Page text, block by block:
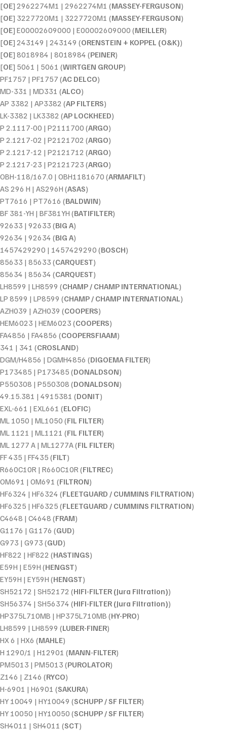
[OE] 2962274M1 | 2962274M1 (MASSEY-FERGUSON)
[OE] 3227720M1 | 3227720M1 (MASSEY-FERGUSON)
[OE] E00002609000 | E00002609000 (MEILLER)
[OE] 243149 | 243149 (ORENSTEIN + KOPPEL (O&K))
[OE] 8018984 | 8018984 (PEINER)
[OE] 5061 | 5061 (WIRTGEN GROUP)
PF1757 | PF1757 (AC DELCO)
MD-331 | MD331 (ALCO)
AP 3382 | AP3382 (AP FILTERS)
LK-3382 | LK3382 (AP LOCKHEED)
P 2.1117-00 | P2111700 (ARGO)
P 2.1217-02 | P2121702 (ARGO)
P 2.1217-12 | P2121712 (ARGO)
P 2.1217-23 | P2121723 (ARGO)
OBH-118/167.0 | OBH1181670 (ARMAFILT)
AS 296 H | AS296H (ASAS)
PT7616 | PT7616 (BALDWIN)
BF 381-YH | BF381YH (BATIFILTER)
92633 | 92633 (BIG A)
92634 | 92634 (BIG A)
1457429290 | 1457429290 (BOSCH)
85633 | 85633 (CARQUEST)
85634 | 85634 (CARQUEST)
LH8599 | LH8599 (CHAMP / CHAMP INTERNATIONAL)
LP 8599 | LP8599 (CHAMP / CHAMP INTERNATIONAL)
AZH039 | AZH039 (COOPERS)
HEM6023 | HEM6023 (COOPERS)
FA4856 | FA4856 (COOPERSFIAAM)
341 | 341 (CROSLAND)
DGM/H4856 | DGMH4856 (DIGOEMA FILTER)
P173485 | P173485 (DONALDSON)
P550308 | P550308 (DONALDSON)
49.15.381 | 4915381 (DONIT)
EXL-661 | EXL661 (ELOFIC)
ML 1050 | ML1050 (FIL FILTER)
ML 1121 | ML1121 (FIL FILTER)
ML 1277 A | ML1277A (FIL FILTER)
FF 435 | FF435 (FILT)
R660C10R | R660C10R (FILTREC)
OM691 | OM691 (FILTRON)
HF6324 | HF6324 (FLEETGUARD / CUMMINS FILTRATION)
HF6325 | HF6325 (FLEETGUARD / CUMMINS FILTRATION)
C4648 | C4648 (FRAM)
G1176 | G1176 (GUD)
G973 | G973 (GUD)
HF822 | HF822 (HASTINGS)
E59H | E59H (HENGST)
EY59H | EY59H (HENGST)
SH52172 | SH52172 (HIFI-FILTER (Jura Filtration))
SH56374 | SH56374 (HIFI-FILTER (Jura Filtration))
HP375L710MB | HP375L710MB (HY-PRO)
LH8599 | LH8599 (LUBER-FINER)
HX 6 | HX6 (MAHLE)
H 1290/1 | H12901 (MANN-FILTER)
PM5013 | PM5013 (PUROLATOR)
Z146 | Z146 (RYCO)
H-6901 | H6901 (SAKURA)
HY 10049 | HY10049 (SCHUPP / SF FILTER)
HY 10050 | HY10050 (SCHUPP / SF FILTER)
SH4011 | SH4011 (SCT)